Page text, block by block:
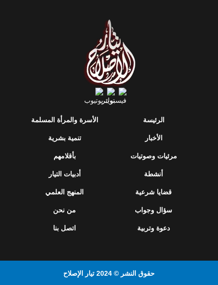
الرئيسة
الأخبار
مرئيات وصوتيات
أنشطة
قضايا شرعية
سؤال وجواب
دعوة وتربية
الأسرة والمرأة المسلمة
تنمية بشرية
بأقلامهم
أدبيات التيار
المنهج العلمي
من نحن
اتصل بنا
حقوق النشر © 2024 تيار الإصلاح